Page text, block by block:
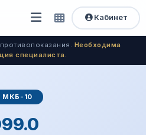
Открыть
меню
Быстрый
доступ
Кабинет
Необходима
специалиста.
МКБ-10